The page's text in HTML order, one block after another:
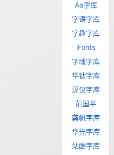
Aa字库
字语字库
字趣字库
iFonts
字魂字库
华钛字库
汉仪字库
范国平
龚帆字库
华光字库
站酷字库